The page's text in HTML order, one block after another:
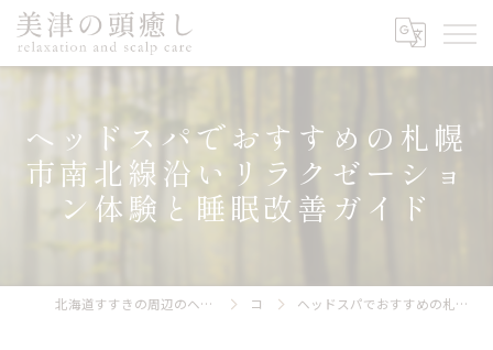
ヘッドスパでおすすめの札幌
市南北線沿いリラクゼーショ
ン体験と睡眠改善ガイド
北海道すすきの周辺のヘッドスパなら美津の頭癒し relaxation and scalp care コラム ヘッドスパでおすすめの札幌市南北線沿いリラクゼーション体験と睡眠改善ガイド